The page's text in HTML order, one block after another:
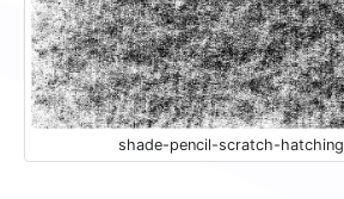
shade-pencil-scratch-